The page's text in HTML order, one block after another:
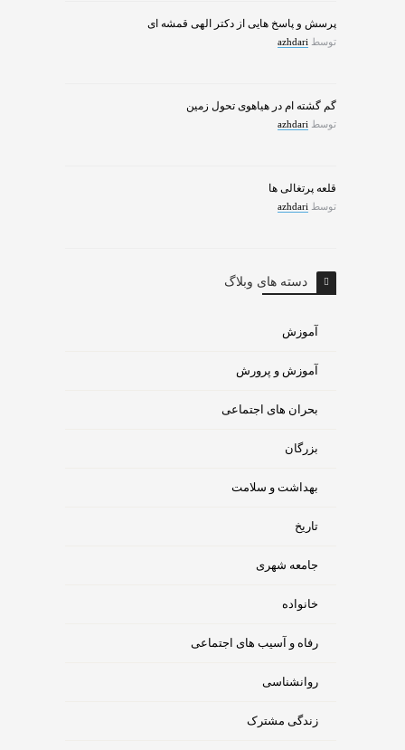
پرسش و پاسخ هایی از دکتر الهی قمشه ای
توسط azhdari
گم گشته ام در هیاهوی تحول زمین
توسط azhdari
قلعه پرتغالی ها
توسط azhdari
دسته های وبلاگ
آموزش
آموزش و پرورش
بحران های اجتماعی
بزرگان
بهداشت و سلامت
تاریخ
جامعه شهری
خانواده
رفاه و آسیب های اجتماعی
روانشناسی
زندگی مشترک